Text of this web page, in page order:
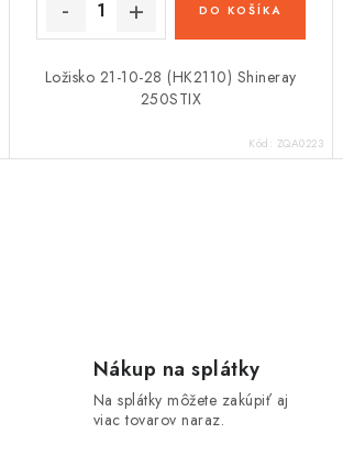
DO KOŠÍKA
Ložisko 21-10-28 (HK2110) Shineray
250STIX
Kód: ZQA0223
Nákup na splátky
Na splátky môžete zakúpiť aj
viac tovarov naraz.